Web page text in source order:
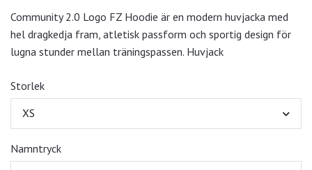
Community 2.0 Logo FZ Hoodie är en modern huvjacka med
hel dragkedja fram, atletisk passform och sportig design för
lugna stunder mellan träningspassen. Huvjack
Storlek
XS
Namntryck